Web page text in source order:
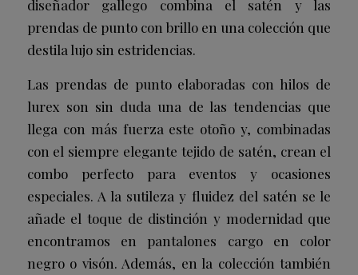
diseñador gallego combina el satén y las
prendas de punto con brillo en una colección que
destila lujo sin estridencias.
Las prendas de punto elaboradas con hilos de
lurex son sin duda una de las tendencias que
llega con más fuerza este otoño y, combinadas
con el siempre elegante tejido de satén, crean el
combo perfecto para eventos y ocasiones
especiales. A la sutileza y fluidez del satén se le
añade el toque de distinción y modernidad que
encontramos en pantalones cargo en color
negro o visón. Además, en la colección también